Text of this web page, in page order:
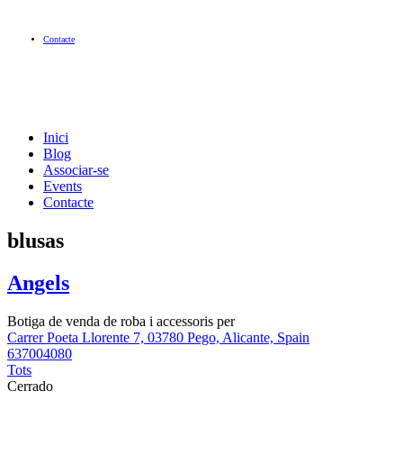
Contacte
Inici
Blog
Associar-se
Events
Contacte
blusas
Angels
Botiga de venda de roba i accessoris per
Carrer Poeta Llorente 7, 03780 Pego, Alicante, Spain
637004080
Tots
Cerrado